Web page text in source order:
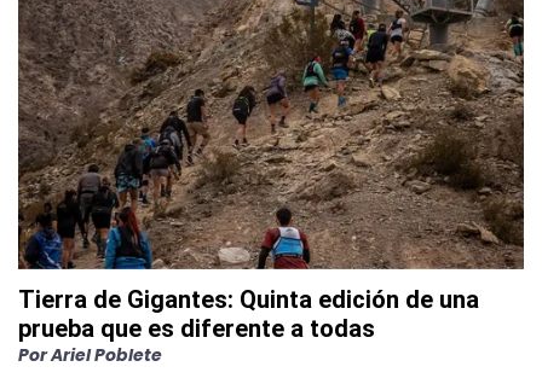
Tierra de Gigantes: Quinta edición de una
prueba que es diferente a todas
PorAriel Poblete